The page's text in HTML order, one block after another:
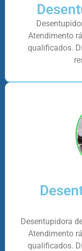
Atendimento
qualificados.
Desentupidora
Atendimento
qualificados.